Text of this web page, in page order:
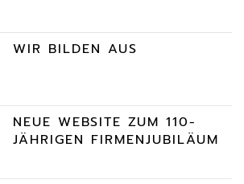
WIR BILDEN AUS
NEUE WEBSITE ZUM 110-
JÄHRIGEN FIRMENJUBILÄUM